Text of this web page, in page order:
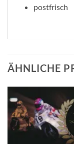
postfrisch
ÄHNLICHE